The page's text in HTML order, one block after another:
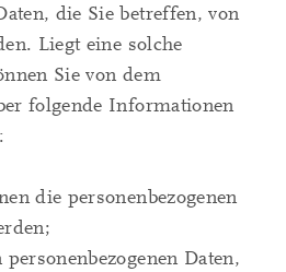
die Sie betreffen, von
Liegt eine solche
Sie von dem
folgende Informationen
die personenbezogenen
Daten,